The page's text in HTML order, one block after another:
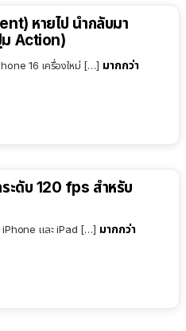
หายไป นำกลับมา
ม Action)
16 เครื่องใหม่ […] มากกว่า
ะดับ 120 fps สำหรับ
iPhone และ iPad […] มากกว่า